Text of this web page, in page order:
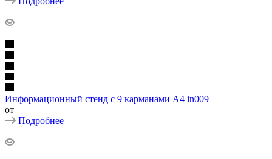
Информационный стенд с 9 карманами А4 in009
от
Подробнее